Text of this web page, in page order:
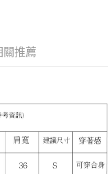
完成。
需要取消訂單，請聯絡
聯繫「AFTEE先享後付
support/home
享後付」服務完成之交
易相關給付款項請求債
關推薦